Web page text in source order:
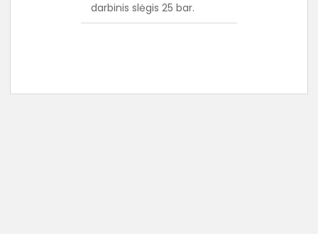
darbinis slėgis 25 bar.